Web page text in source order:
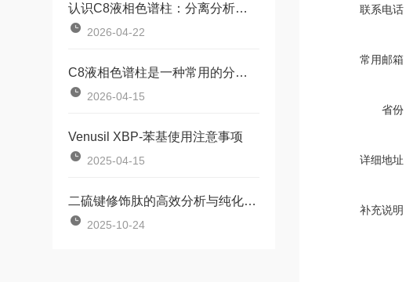
认识C8液相色谱柱：分离分析中的常用工具
2026-04-22
C8液相色谱柱是一种常用的分离分析技术
2026-04-15
Venusil XBP-苯基使用注意事项
2025-04-15
二硫键修饰肽的高效分析与纯化：选择Phenomenex Luna的理由
2025-10-24
联系电话
常用邮箱
省份
详细地址
补充说明